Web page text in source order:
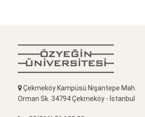
Çekmeköy Kampüsü Nişantepe Mah.
Orman Sk. 34794 Çekmeköy - İstanbul